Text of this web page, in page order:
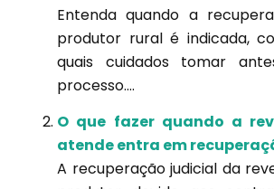
Entenda quando a
produtor rural é indicada,
quais cuidados tomar
processo....
O que fazer quando a
atende entra em
A recuperação judicial da